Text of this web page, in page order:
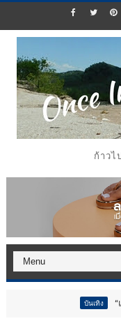
ก้าวไ
“เทียน-นอท-กอล์ฟ-